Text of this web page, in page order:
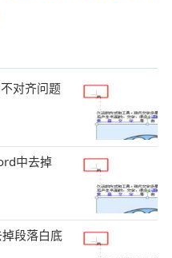
对齐问题
中去掉
段落白底